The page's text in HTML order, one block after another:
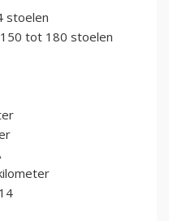
stoelen
tot 180 stoelen